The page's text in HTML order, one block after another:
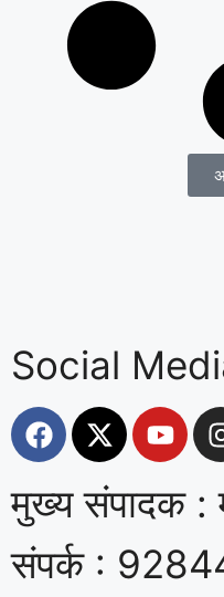
Social
मुख्य संपादक :
संपर्क :